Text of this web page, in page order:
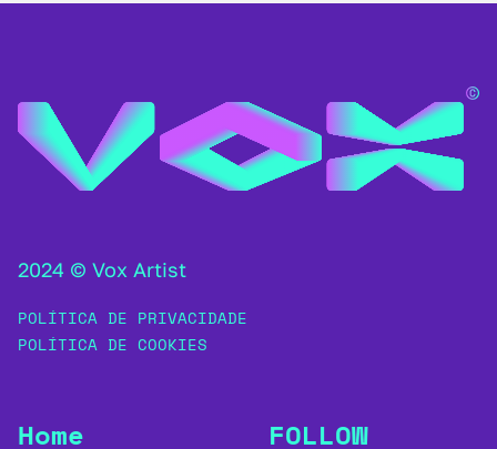
2024 © Vox Artist
POLÍTICA DE PRIVACIDADE
POLÍTICA DE COOKIES
Home FOLLOW